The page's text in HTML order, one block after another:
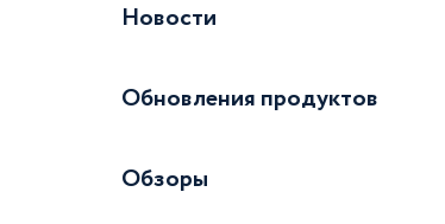
Новости
Обновления продуктов
Обзоры